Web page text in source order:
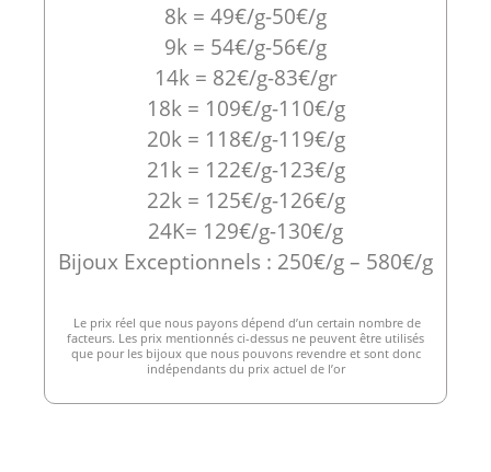
8k = 49€/g-50€/g
9k = 54€/g-56€/g
14k = 82€/g-83€/gr
18k = 109€/g-110€/g
20k = 118€/g-119€/g
21k = 122€/g-123€/g
22k = 125€/g-126€/g
24K= 129€/g-130€/g
Bijoux Exceptionnels : 250€/g – 580€/g
Le prix réel que nous payons dépend d’un certain nombre de
facteurs. Les prix mentionnés ci-dessus ne peuvent être utilisés
que pour les bijoux que nous pouvons revendre et sont donc
indépendants du prix actuel de l’or